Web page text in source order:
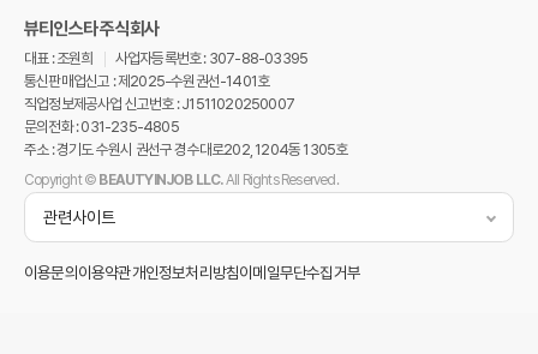
이용문의이용약관개인정보처리방침이메일무단수집거부
뷰티인스타 주식회사
대표 : 조원희
사업자등록번호 : 307-88-03395
통신판매업신고 : 제2025-수원권선-1401호
직업정보제공사업 신고번호 : J1511020250007
문의전화 : 031-235-4805
주소 : 경기도 수원시 권선구 경수대로202, 1204동 1305호
Copyright © BEAUTYINJOB LLC.All Rights Reserved.
관련사이트